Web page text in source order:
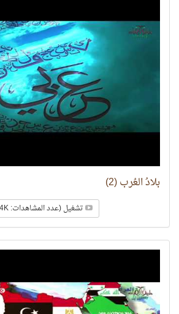
بلادُ العُرب (2)
تشغيل (عدد المشاهدات: 2.4K)